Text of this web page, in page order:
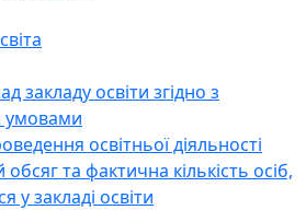
закладу освіти згідно з
умовами
освітньої діяльності
та фактична кількість осіб,
у закладі освіти